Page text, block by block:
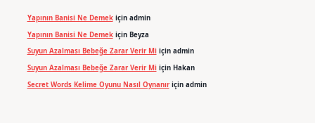
Yapının Banisi Ne Demekiçin admin
Yapının Banisi Ne Demekiçin Beyza
Suyun Azalması Bebeğe Zarar Verir Miiçin admin
Suyun Azalması Bebeğe Zarar Verir Miiçin Hakan
Secret Words Kelime Oyunu Nasıl Oynanıriçin admin